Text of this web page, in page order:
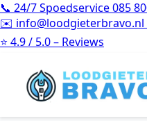
📞 24/7 Spoedservice085
✉️ info@loodgieterbravo.nl
⭐ 4.9 / 5.0 – Reviews